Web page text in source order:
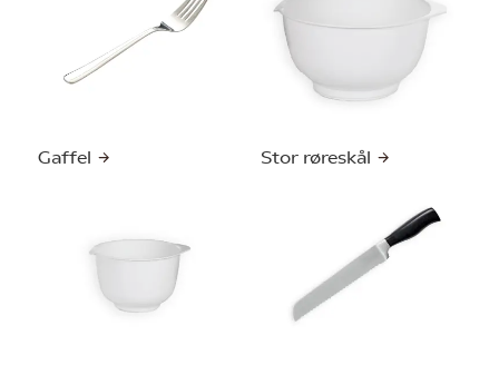
Gaffel Stor røreskål